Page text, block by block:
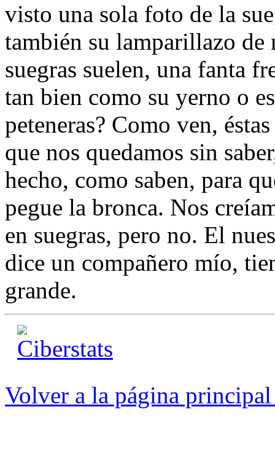
visto una sola foto de la
también su lamparillazo
suegras suelen, una fanta
tan bien como su yerno o
peteneras? Como ven,
que nos quedamos sin
hecho, como saben, para
pegue la bronca. Nos
en suegras, pero no. El
dice un compañero mío,
grande.
Volver a la página